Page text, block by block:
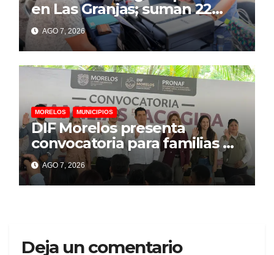
en Las Granjas; suman 22
personas lesionadas y 12
denuncias por daños
AGO 7, 2026
MORELOS MUNICIPIOS
DIF Morelos presenta
convocatoria para familias de
acogida
AGO 7, 2026
Deja un comentario